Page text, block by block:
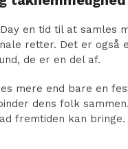
en tid til at samles
retter. Det er også
de er en del af.
mere end bare en
dens folk
fremtiden kan bringe.